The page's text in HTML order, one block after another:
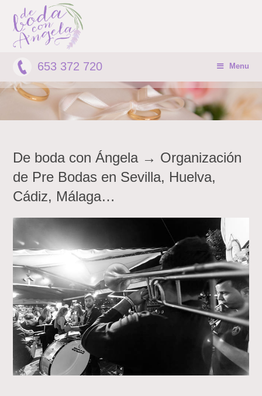
653 372 720 Menu
De boda con Ángela → Organización
de Pre Bodas en Sevilla, Huelva,
Cádiz, Málaga…